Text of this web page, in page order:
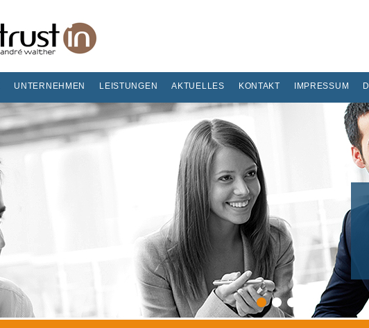
UNTERNEHMEN LEISTUNGEN AKTUELLES KONTAKT IMPRESSUM
1 2 3